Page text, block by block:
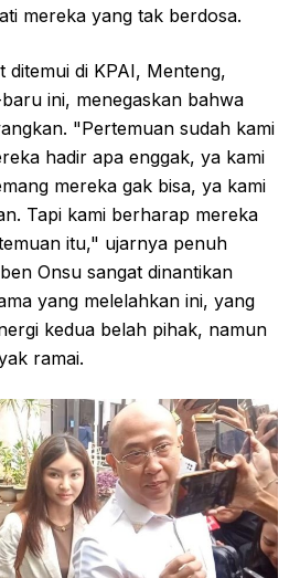
mereka yang tak berdosa.
ditemui di KPAI, Menteng,
ini, menegaskan bahwa
"Pertemuan sudah kami
hadir apa enggak, ya kami
mereka gak bisa, ya kami
Tapi kami berharap mereka
itu," ujarnya penuh
Onsu sangat dinantikan
yang melelahkan ini, yang
kedua belah pihak, namun
ramai.